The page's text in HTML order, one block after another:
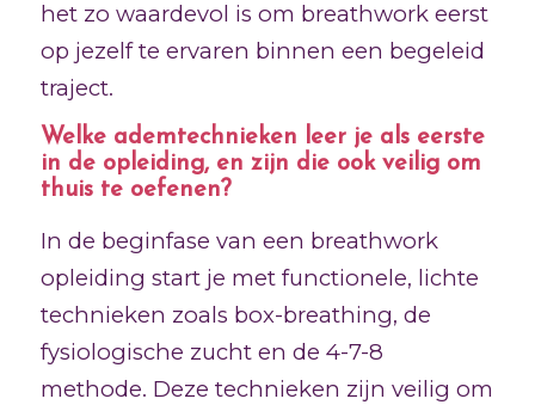
het zo waardevol is om breathwork eerst
op jezelf te ervaren binnen een begeleid
traject.
Welke ademtechnieken leer je als eerste
in de opleiding, en zijn die ook veilig om
thuis te oefenen?
In de beginfase van een breathwork
opleiding start je met functionele, lichte
technieken zoals box-breathing, de
fysiologische zucht en de 4-7-8
methode. Deze technieken zijn veilig om